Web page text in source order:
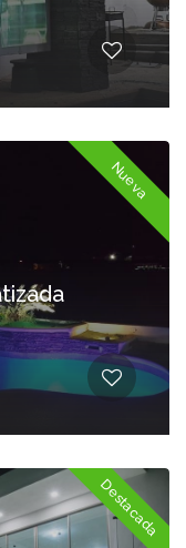
Nueva
Destacada